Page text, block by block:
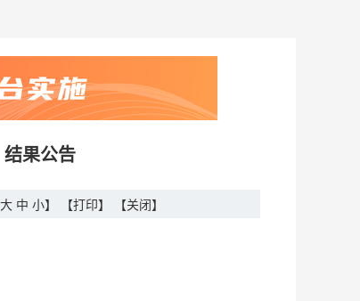
果公告
大 中 小】 【打印】 【关闭】